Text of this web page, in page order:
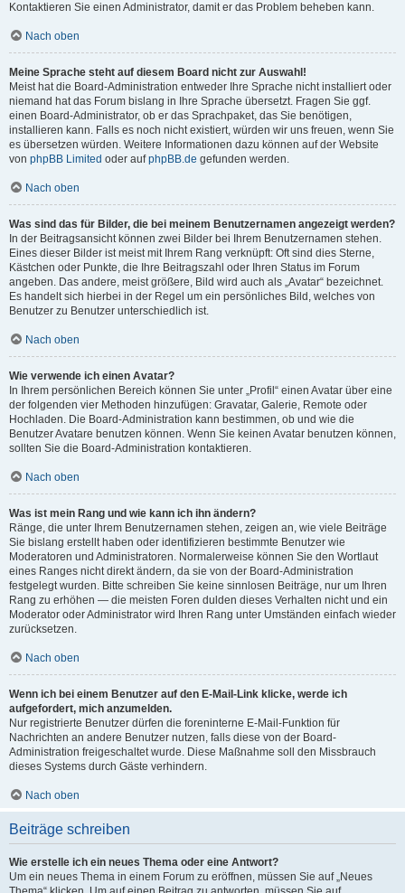
Kontaktieren Sie einen Administrator, damit er das Problem beheben kann.
Nach oben
Meine Sprache steht auf diesem Board nicht zur Auswahl!
Meist hat die Board-Administration entweder Ihre Sprache nicht installiert oder
niemand hat das Forum bislang in Ihre Sprache übersetzt. Fragen Sie ggf.
einen Board-Administrator, ob er das Sprachpaket, das Sie benötigen,
installieren kann. Falls es noch nicht existiert, würden wir uns freuen, wenn Sie
es übersetzen würden. Weitere Informationen dazu können auf der Website
von phpBB Limited oder aufphpBB.de gefunden werden.
Nach oben
Was sind das für Bilder, die bei meinem Benutzernamen angezeigt werden?
In der Beitragsansicht können zwei Bilder bei Ihrem Benutzernamen stehen.
Eines dieser Bilder ist meist mit Ihrem Rang verknüpft: Oft sind dies Sterne,
Kästchen oder Punkte, die Ihre Beitragszahl oder Ihren Status im Forum
angeben. Das andere, meist größere, Bild wird auch als „Avatar“ bezeichnet.
Es handelt sich hierbei in der Regel um ein persönliches Bild, welches von
Benutzer zu Benutzer unterschiedlich ist.
Nach oben
Wie verwende ich einen Avatar?
In Ihrem persönlichen Bereich können Sie unter „Profil“ einen Avatar über eine
der folgenden vier Methoden hinzufügen: Gravatar, Galerie, Remote oder
Hochladen. Die Board-Administration kann bestimmen, ob und wie die
Benutzer Avatare benutzen können. Wenn Sie keinen Avatar benutzen können,
sollten Sie die Board-Administration kontaktieren.
Nach oben
Was ist mein Rang und wie kann ich ihn ändern?
Ränge, die unter Ihrem Benutzernamen stehen, zeigen an, wie viele Beiträge
Sie bislang erstellt haben oder identifizieren bestimmte Benutzer wie
Moderatoren und Administratoren. Normalerweise können Sie den Wortlaut
eines Ranges nicht direkt ändern, da sie von der Board-Administration
festgelegt wurden. Bitte schreiben Sie keine sinnlosen Beiträge, nur um Ihren
Rang zu erhöhen — die meisten Foren dulden dieses Verhalten nicht und ein
Moderator oder Administrator wird Ihren Rang unter Umständen einfach wieder
zurücksetzen.
Nach oben
Wenn ich bei einem Benutzer auf den E-Mail-Link klicke, werde ich
aufgefordert, mich anzumelden.
Nur registrierte Benutzer dürfen die foreninterne E-Mail-Funktion für
Nachrichten an andere Benutzer nutzen, falls diese von der Board-
Administration freigeschaltet wurde. Diese Maßnahme soll den Missbrauch
dieses Systems durch Gäste verhindern.
Nach oben
Beiträge schreiben
Wie erstelle ich ein neues Thema oder eine Antwort?
Um ein neues Thema in einem Forum zu eröffnen, müssen Sie auf „Neues